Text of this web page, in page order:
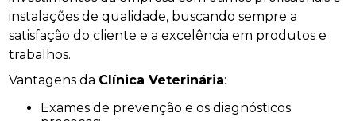
instalações de qualidade, buscando sempre a
satisfação do cliente e a excelência em produtos e
trabalhos.
Vantagens da Clínica Veterinária:
Exames de prevenção e os diagnósticos